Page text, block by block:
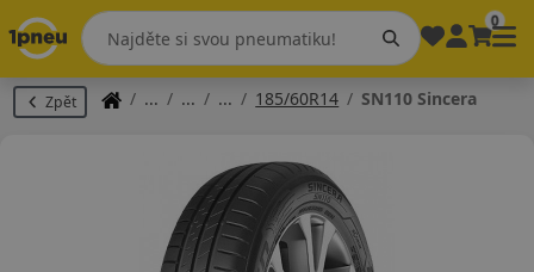
0
Zpět 185/60R14 SN110 Sincera